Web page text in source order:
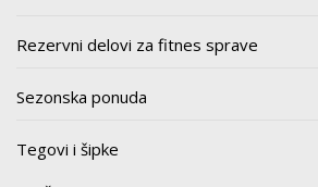
Rezervni delovi za fitnes sprave
Sezonska ponuda
Tegovi i šipke